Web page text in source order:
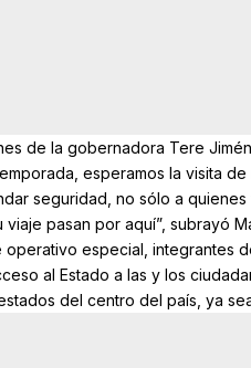
de la gobernadora Tere
esperamos la visita
seguridad, no sólo a
pasan por aquí”, subrayó
especial, integrantes
al Estado a las y los
del centro del país, ya